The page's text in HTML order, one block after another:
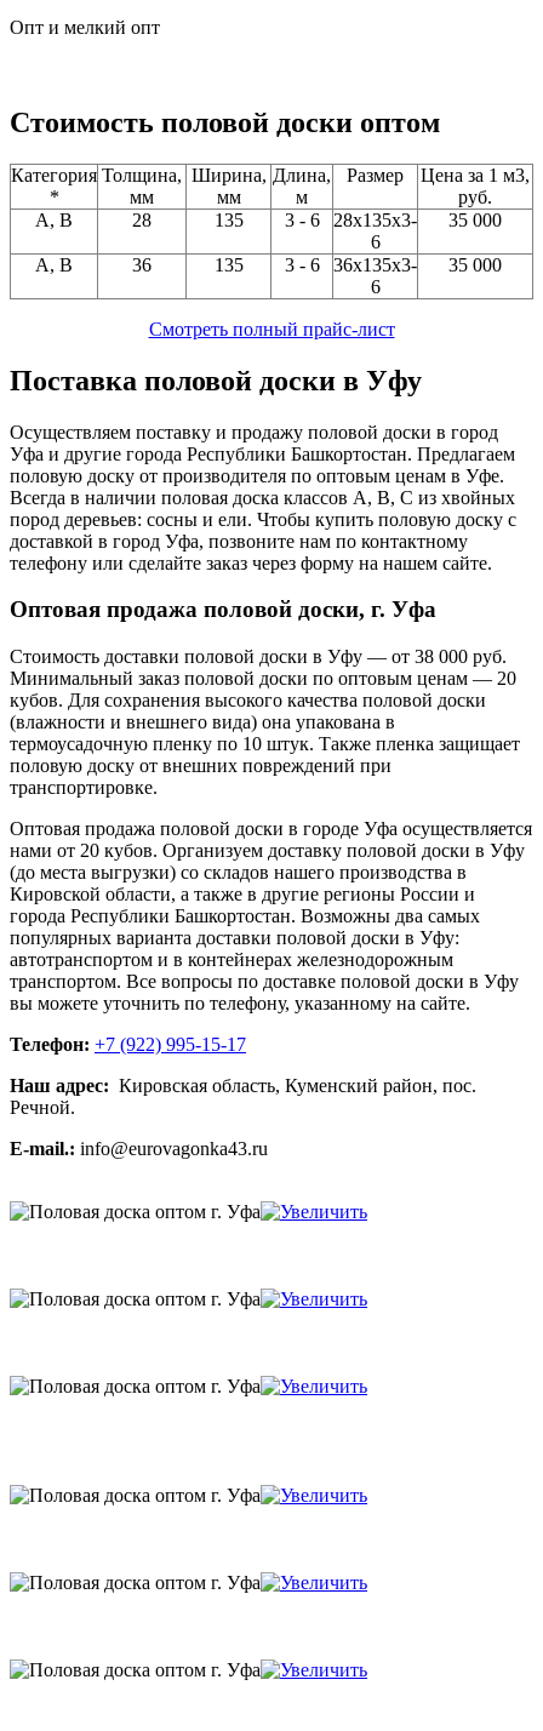
Опт и мелкий опт
Стоимость половой доски оптом
Категория
*
Толщина,
мм
Ширина,
мм
Длина,
м
Размер
Цена за 1 м3,
руб.
A, В
28 135 3 - 6
28x135x3-
6
35 000
A, В 36 135 3 - 6
36x135x3-
6
35 000
Смотреть полный прайс-лист
Поставка половой доски в Уфу
Осуществляем поставку и продажу половой доски в город
Уфа и другие города Республики Башкортостан. Предлагаем
половую доску от производителя по оптовым ценам в Уфе.
Всегда в наличии половая доска классов А, В, С из хвойных
пород деревьев: сосны и ели. Чтобы купить половую доску с
доставкой в город Уфа, позвоните нам по контактному
телефону или сделайте заказ через форму на нашем сайте.
Оптовая продажа половой доски, г. Уфа
Стоимость доставки половой доски в Уфу — от 38 000 руб.
Минимальный заказ половой доски по оптовым ценам — 20
кубов. Для сохранения высокого качества половой доски
(влажности и внешнего вида) она упакована в
термоусадочную пленку по 10 штук. Также пленка защищает
половую доску от внешних повреждений при
транспортировке.
Оптовая продажа половой доски в городе Уфа осуществляется
нами от 20 кубов. Организуем доставку половой доски в Уфу
(до места выгрузки) со складов нашего производства в
Кировской области, а также в другие регионы России и
города Республики Башкортостан. Возможны два самых
популярных варианта доставки половой доски в Уфу:
автотранспортом и в контейнерах железнодорожным
транспортом. Все вопросы по доставке половой доски в Уфу
вы можете уточнить по телефону, указанному на сайте.
Телефон: +7 (922) 995-15-17
Наш адрес: Кировская область, Куменский район, пос.
Речной.
E-mail.: info@eurovagonka43.ru